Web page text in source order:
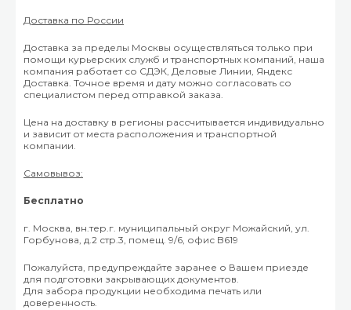
Доставка по России
Доставка за пределы Москвы осуществляться только при
помощи курьерских служб и транспортных компаний, наша
компания работает со СДЭК, Деловые Линии, Яндекс
Доставка. Точное время и дату можно согласовать со
специалистом перед отправкой заказа.
Цена на доставку в регионы рассчитывается индивидуально
и зависит от места расположения и транспортной
компании.
Самовывоз:
Бесплатно
г. Москва, вн.тер.г. муниципальный округ Можайский, ул.
Горбунова, д.2 стр.3, помещ. 9/6, офис B619
Пожалуйста, предупреждайте заранее о Вашем приезде
для подготовки закрывающих документов.
Для забора продукции необходима печать или
доверенность.